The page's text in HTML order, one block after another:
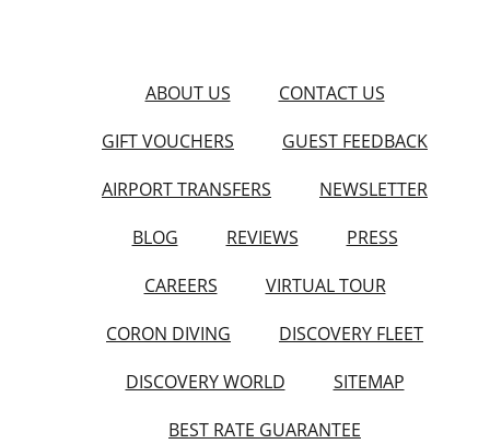
ABOUT US
CONTACT US
GIFT VOUCHERS
GUEST FEEDBACK
AIRPORT TRANSFERS
NEWSLETTER
BLOG
REVIEWS
PRESS
CAREERS
VIRTUAL TOUR
CORON DIVING
DISCOVERY FLEET
DISCOVERY WORLD
SITEMAP
BEST RATE GUARANTEE